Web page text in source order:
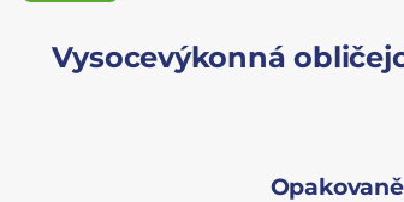
Vysocevýkonná